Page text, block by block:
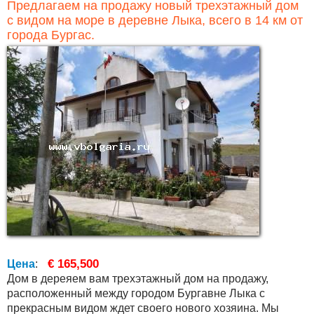
Предлагаем на продажу новый трехэтажный дом
с видом на море в деревне Лыка, всего в 14 км от
города Бургас.
Цена: € 165,500
Дом в дереяем вам трехэтажный дом на продажу,
расположенный между городом Бургавне Лыка с
прекрасным видом ждет своего нового хозяина. Мы